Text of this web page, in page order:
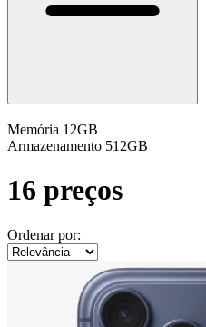
Memória 12GB
Armazenamento 512GB
16 preços
Ordenar por: